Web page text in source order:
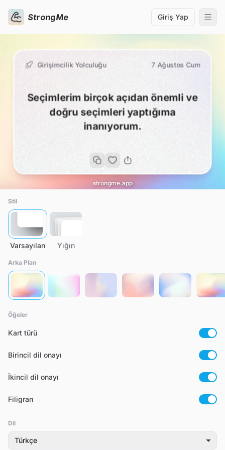
StrongMe Giriş Yap
Girişimcilik Yolculuğu 7 Ağustos Cum
Seçimlerim birçok açıdan önemli ve
doğru seçimleri yaptığıma
inanıyorum.
strongme.app
Stil
Varsayılan Yığın
Arka Plan
Öğeler
Kart türü
Birincil dil onayı
İkincil dil onayı
Filigran
Dil
Türkçe